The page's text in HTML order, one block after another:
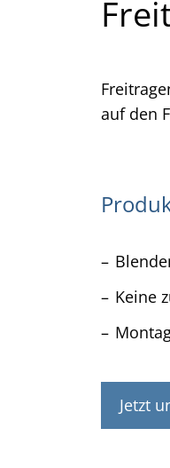
auf den
Keine
Jetzt